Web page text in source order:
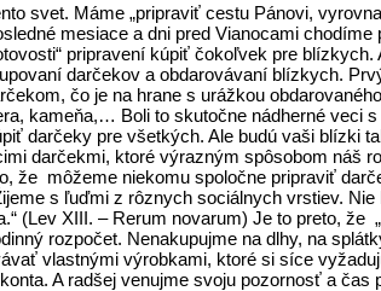
svet. Máme „pripraviť cestu Pánovi,
mesiace a dni pred Vianocami chodíme
pripravení kúpiť čokoľvek pre
darčekov a obdarovávaní blízkych.
čo je na hrane s urážkou
kameňa,… Boli to skutočne nádherné veci
darčeky pre všetkých. Ale budú vaši blízki
darčekmi, ktoré výrazným spôsobom náš
že môžeme niekomu spoločne pripraviť
s ľuďmi z rôznych sociálnych vrstiev.
(Lev XIII. – Rerum novarum) Je to preto, že
rozpočet. Nenakupujme na dlhy, na
vlastnými výrobkami, ktoré si síce
A radšej venujme svoju pozornosť a čas